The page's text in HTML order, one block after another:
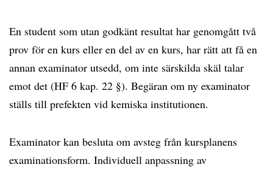
En student som utan godkänt resultat har genomgått två
prov för en kurs eller en del av en kurs, har rätt att få en
annan examinator utsedd, om inte särskilda skäl talar
emot det (HF 6 kap. 22 §). Begäran om ny examinator
ställs till prefekten vid kemiska institutionen.
Examinator kan besluta om avsteg från kursplanens
examinationsform. Individuell anpassning av